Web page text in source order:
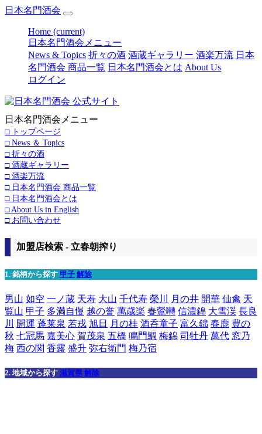
日本名門酒会
Home (current)
日本名門酒会メニュー
News & Topics 折々の酒 酒蔵ギャラリー 酒楽万流 日本
名門酒会 商品一覧 日本名門酒会とは About Us
ログイン
日本名門酒会メニュー
□ トップページ
□ News ＆ Topics
□ 折々の酒
□ 酒蔵ギャラリー
□ 酒楽万流
□ 日本名門酒会 商品一覧
□ 日本名門酒会とは
□ About Us in English
□ お問い合わせ
加盟店検索 - 立春朝搾り
1. 銘柄から探す 甲子 解除
男山 如空 一ノ蔵 天寿 大山 千代寿 榮川 月の井 開華 仙禽 天
覧山 甲子 多満自慢 越の誉 萬歳楽 春鶯囀 信濃錦 大雪渓 長良
川
開運 蓬莱泉 若戎 旭日 月の桂 酒呑童子 富久錦 春鹿 豊の
秋 七冠馬 嘉美心 賀茂泉 五橋 鳴門鯛 梅錦 司牡丹 萬代 窓乃
梅 西の関 香露 盛升 弥右衛門 梅乃宿
2. 地域から探す 滋賀県 解除